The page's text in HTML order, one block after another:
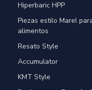
Hiperbaric HPP
Piezas estilo Marel
alimentos
Resato Style
Accumulator
KMT Style